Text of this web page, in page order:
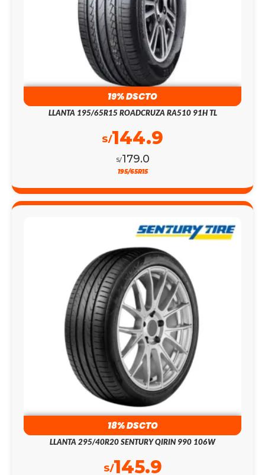
19% DSCTO
LLANTA 195/65R15 ROADCRUZA RA510 91H TL
S/179.0
S/144.9
195/65R15
18% DSCTO
LLANTA 295/40R20 SENTURY QIRIN 990 106W
S/145.9